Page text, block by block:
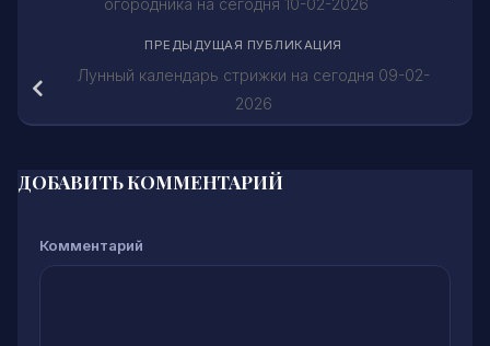
ПРЕДЫДУЩАЯ ПУБЛИКАЦИЯ
Лунный календарь стрижки на сегодня 09-02-
2026
ДОБАВИТЬ КОММЕНТАРИЙ
Комментарий